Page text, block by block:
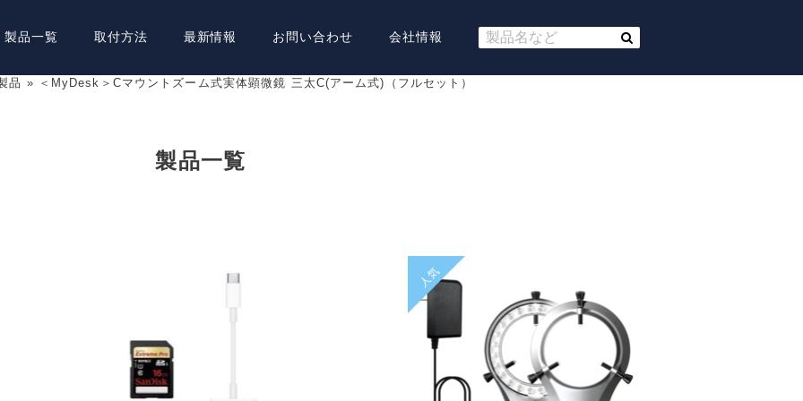
製品一覧 取付方法 最新情報 お問い合わせ 会社情報
品 » ＜MyDesk＞Cマウントズーム式実体顕微鏡 三太C(アーム式)（フルセット）
製品一覧